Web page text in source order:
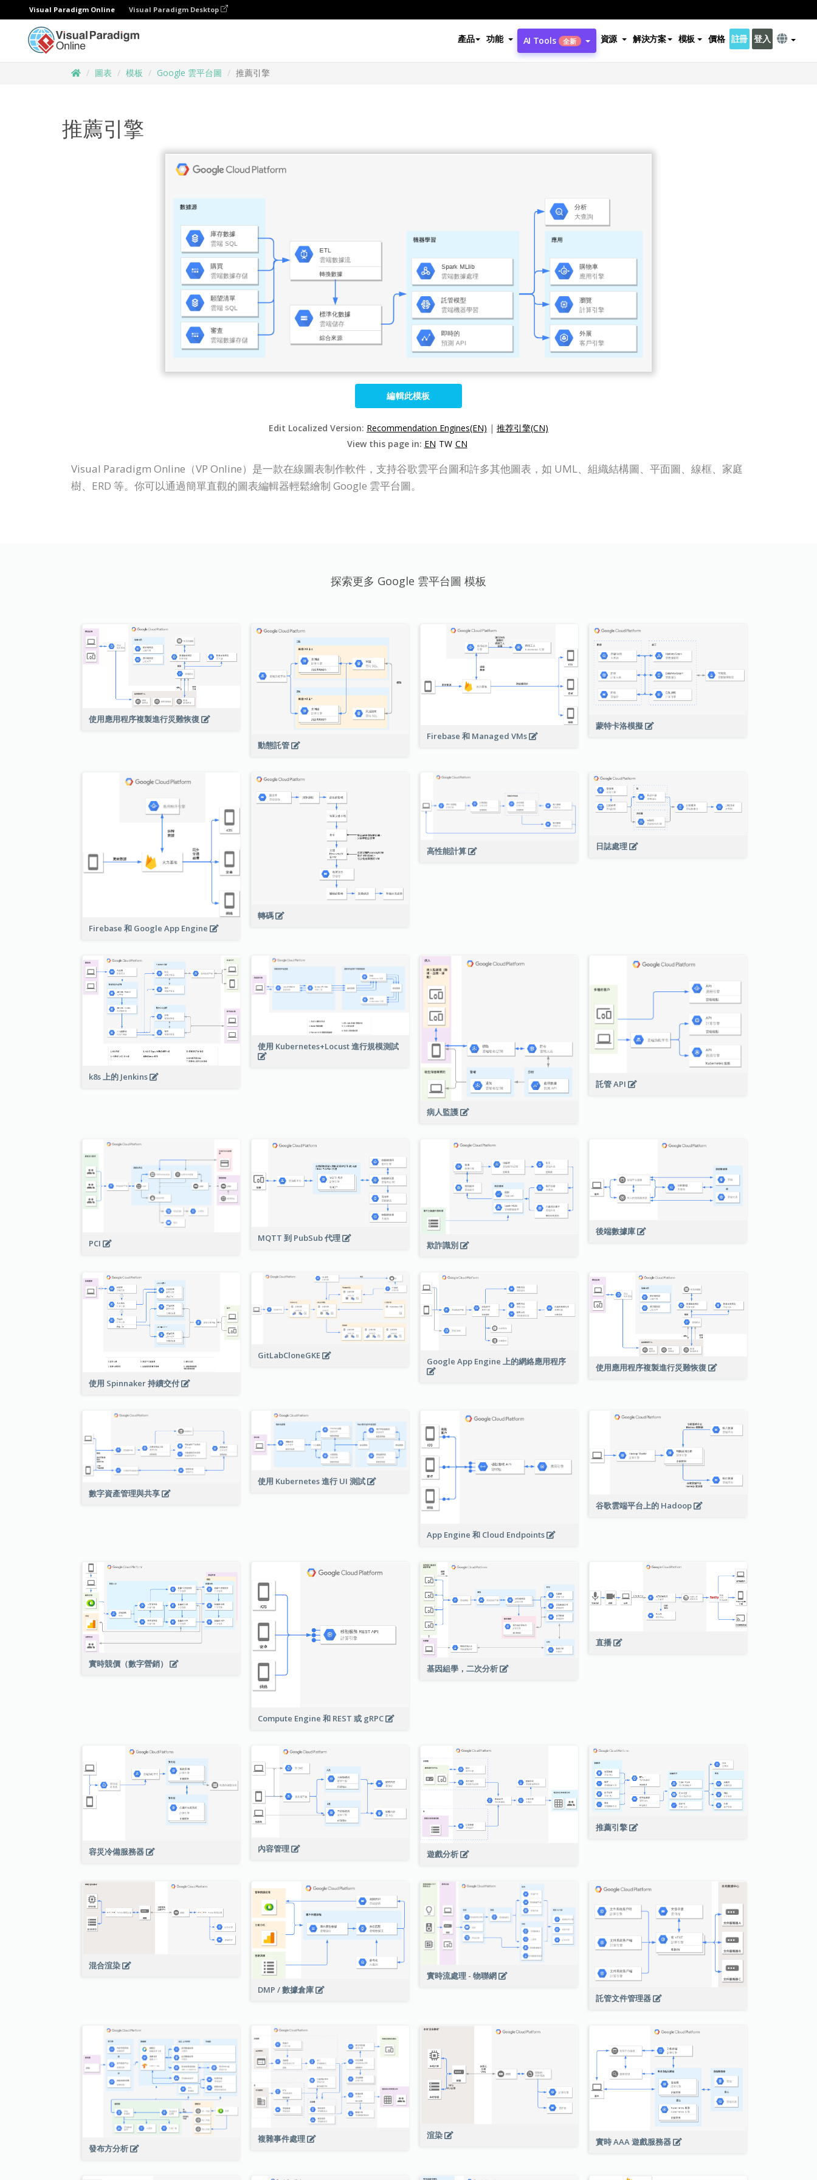
Visual Paradigm Online Visual Paradigm Desktop
產品 功能 AI Tools 全新 資源 解決方案 模板 價格 註冊 登入
圖表 模板 Google 雲平台圖 推薦引擎
推薦引擎
編輯此模板
Edit Localized Version: Recommendation Engines(EN) | 推荐引擎(CN)
View this page in: EN TW CN
Visual Paradigm Online（VP Online）是一款在線圖表制作軟件，支持谷歌雲平台圖和許多其他圖表，如 UML、組織結構圖、平面圖、線框、家庭
樹、ERD 等。你可以通過簡單直觀的圖表編輯器輕鬆繪制 Google 雲平台圖。
探索更多 Google 雲平台圖 模板
使用應用程序複製進行災難恢復
動態託管
Firebase 和 Managed VMs
蒙特卡洛模擬
Firebase 和 Google App Engine
轉碼
高性能計算 日誌處理
k8s 上的 Jenkins
使用 Kubernetes+Locust 進行規模測試
病人監護
託管 API
PCI MQTT 到 PubSub 代理
欺詐識別
後端數據庫
使用 Spinnaker 持續交付
GitLabCloneGKE
Google App Engine 上的網絡應用程序
使用應用程序複製進行災難恢復
數字資產管理與共享
使用 Kubernetes 進行 UI 測試
App Engine 和 Cloud Endpoints
谷歌雲端平台上的 Hadoop
實時競價（數字營銷）
Compute Engine 和 REST 或 gRPC
基因組學，二次分析
直播
容災冷備服務器 內容管理
遊戲分析
推薦引擎
混合渲染
DMP / 數據倉庫
實時流處理 - 物聯網
託管文件管理器
發布方分析
複雜事件處理 渲染
實時 AAA 遊戲服務器